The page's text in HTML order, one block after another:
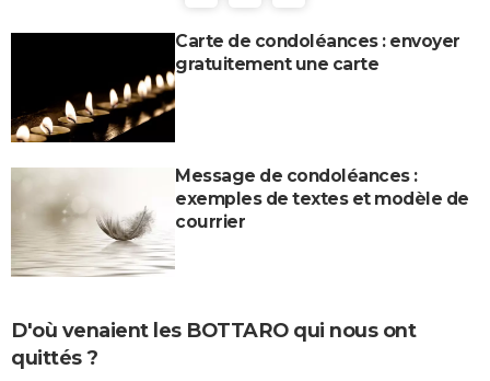
Carte de condoléances : envoyer
gratuitement une carte
Message de condoléances :
exemples de textes et modèle de
courrier
D'où venaient les BOTTARO qui nous ont
quittés ?